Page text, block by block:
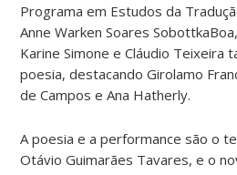
Programa em Estudos da
Anne Warken Soares
Karine Simone e Cláudio Teixeira
poesia, destacando Girolamo
de Campos e Ana Hatherly.
A poesia e a performance são o
Otávio Guimarães Tavares, e o